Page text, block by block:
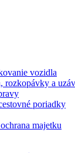
vozidla
rozkopávky a
poriadky
majetku